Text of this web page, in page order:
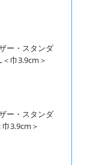
ー・スタンダ
巾3.9cm＞
ー・スタンダ
3.9cm＞